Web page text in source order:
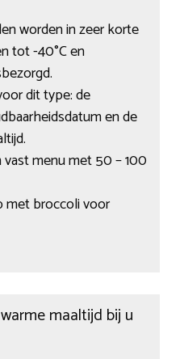
worden in zeer korte
tot -40°C en
dit type: de
en de
menu met 50 – 100
met broccoli voor
maaltijd bij u